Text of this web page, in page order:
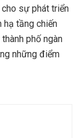
sự phát triển
hạ tầng chiến
thành phố ngàn
những điểm